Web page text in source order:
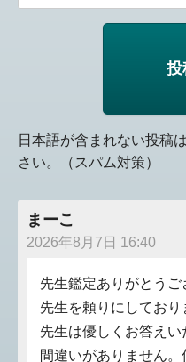
日本語が含まれない投稿
さい。（スパム対策）
まーこ
2026年8月7日 16:40
先生鑑定ありがとう
先生を頼りにしてお
先生は優しくお答え
間違いがありません